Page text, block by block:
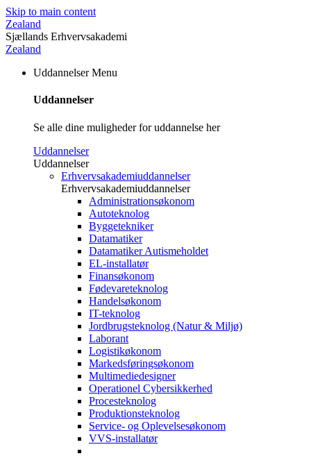
Skip to main content
Zealand
Sjællands Erhvervsakademi
Zealand
Uddannelser Menu
Uddannelser
Se alle dine muligheder for uddannelse her
Uddannelser
Uddannelser
Erhvervsakademiuddannelser
Erhvervsakademiuddannelser
Administrationsøkonom
Autoteknolog
Byggetekniker
Datamatiker
Datamatiker Autismeholdet
EL-installatør
Finansøkonom
Fødevareteknolog
Handelsøkonom
IT-teknolog
Jordbrugsteknolog (Natur & Miljø)
Laborant
Logistikøkonom
Markedsføringsøkonom
Multimediedesigner
Operationel Cybersikkerhed
Procesteknolog
Produktionsteknolog
Service- og Oplevelsesøkonom
VVS-installatør